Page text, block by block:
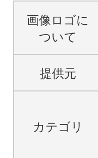
画像ロゴに
ついて
提供元
カテゴリ